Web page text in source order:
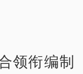
领衔编制